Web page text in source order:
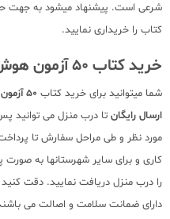
شرعی است. پیشنهاد میشود به جهت
کتاب را خریداری نمایید.
خرید کتاب 50 آزمون هوش کلامی پویش با تخفیف
شما میتوانید برای خرید کتاب
ارسال رایگان تا درب منزل می توانید
مورد نظر و طی مراحل سفارش تا
کاری و برای سایر شهرستانها به
را درب منزل دریافت نمایید. دقت
دارای ضمانت سلامت و اصالت می